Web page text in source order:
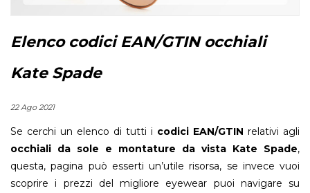
Elenco codici EAN/GTIN occhiali
Kate Spade
22 Ago 2021
Se cerchi un elenco di tutti i codici EAN/GTIN relativi agli
occhiali da sole e montature da vista Kate Spade,
questa, pagina può esserti un’utile risorsa, se invece vuoi
scoprire i prezzi del migliore eyewear puoi navigare su